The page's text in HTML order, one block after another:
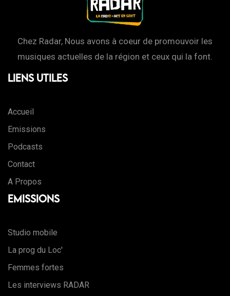
Chez Radar, Nous avons à coeur de promouvoir les
musiques actuelles de la région et ceux qui la font.
Liens Utiles
Accueil
Emissions
Podcasts
Contact
A Propos
Emissions
Studio mobile
La prog du Loc'
Femmes fortes
Les interviews RADAR